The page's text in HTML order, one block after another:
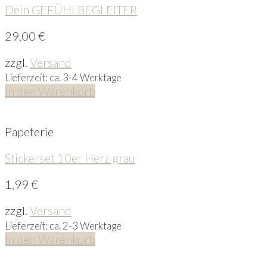
Dein GEFÜHLBEGLEITER
29,00 €
zzgl. Versand
Lieferzeit: ca. 3-4 Werktage
In den Warenkorb
Papeterie
Stickerset 10er Herz grau
1,99 €
zzgl. Versand
Lieferzeit: ca. 2-3 Werktage
In den Warenkorb